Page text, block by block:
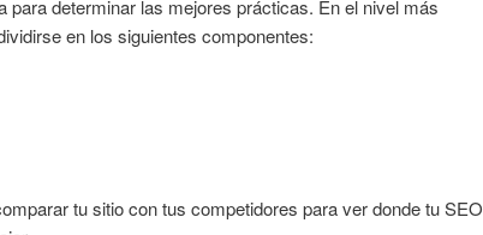
para determinar las mejores prácticas. En el nivel más
en los siguientes componentes:
tu sitio con tus competidores para ver donde tu SEO